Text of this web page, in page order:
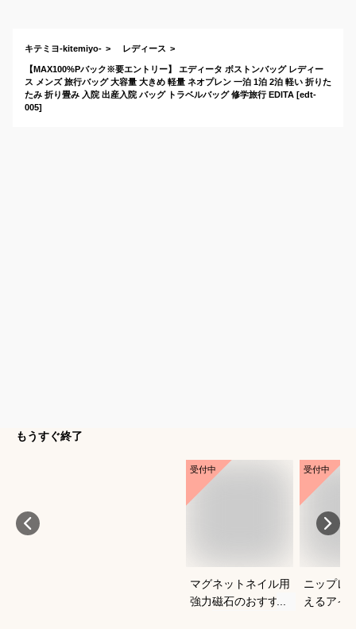
キテミヨ-kitemiyo- レディース
【MAX100%Pバック※要エントリー】 エディータ ボストンバッグ レディー
ス メンズ 旅行バッグ 大容量 大きめ 軽量 ネオプレン 一泊 1泊 2泊 軽い 折りた
たみ 折り畳み 入院 出産入院 バッグ トラベルバッグ 修学旅行 EDITA [edt-
005]
もうすぐ終了
受付中
マグネットネイル用
強力磁石のおすすめ
受付中
ニップレ
えるアイ